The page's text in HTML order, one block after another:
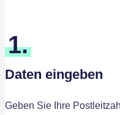
1.
Daten eingeben
Geben Sie Ihre